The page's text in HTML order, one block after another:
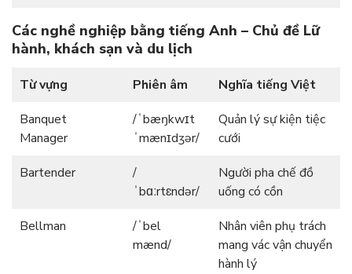
Các nghề nghiệp bằng tiếng Anh – Chủ đề Lữ
hành, khách sạn và du lịch
Từ vựng Phiên âm
Nghĩa tiếng Việt
Banquet
Manager
/ˈbæŋkwɪt
ˈmænɪdʒər/
Quản lý sự kiện tiệc
cưới
Bartender
/
ˈbɑːrtɛndər/
Người pha chế đồ
uống có cồn
Bellman
/ˈbel
mænd/
Nhân viên phụ trách
mang vác vận chuyển
hành lý